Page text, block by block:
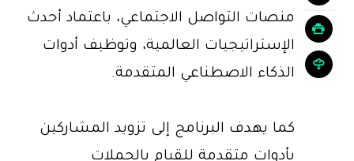
منصات التواصل الاجتماعي، باعتماد أحدث
الإستراتيجيات العالمية، وتوظيف أدوات
الذكاء الاصطناعي المتقدمة.
كما يهدف البرنامج إلى تزويد المشاركين
بأدوات متقدمة للقيام بالحملات